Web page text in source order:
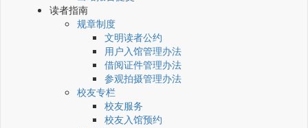
读者指南
规章制度
文明读者公约
用户入馆管理办法
借阅证件管理办法
参观拍摄管理办法
校友专栏
校友服务
校友入馆预约